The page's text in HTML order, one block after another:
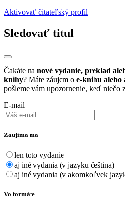
Aktivovať čitateľský profil
Sledovať titul
Čakáte na nové vydanie, preklad
knihy? Máte záujem o e-knihu alebo
pošleme vám upozornenie, keď niečo
E-mail
Zaujíma ma
len toto vydanie
aj iné vydania (v jazyku čeština)
aj iné vydania (v akomkoľvek
Vo formáte